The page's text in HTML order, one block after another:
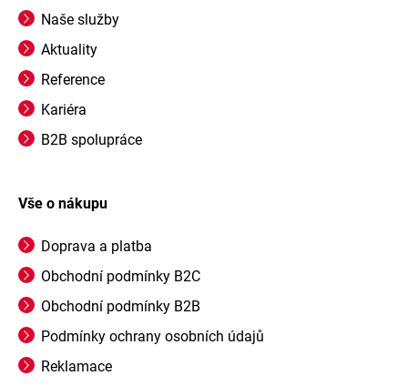
Naše služby
Aktuality
Reference
Kariéra
B2B spolupráce
Vše o nákupu
Doprava a platba
Obchodní podmínky B2C
Obchodní podmínky B2B
Podmínky ochrany osobních údajů
Reklamace